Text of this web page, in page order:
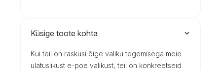
Küsige toote kohta
Kui teil on raskusi õige valiku tegemisega meie
ulatuslikust e-poe valikust, teil on konkreetseid